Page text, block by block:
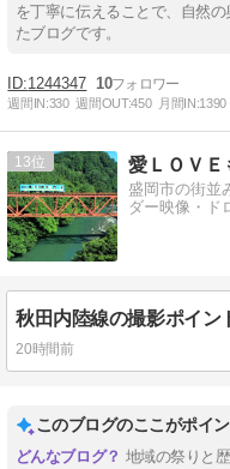
を丁寧に伝えることで、自然
たブログです。
1244347 10
週間IN:330 週間OUT:450 月間IN:1390
13 愛ＬＯＶＥ
盛岡市の街並
ダー映像・
秋田内陸線の撮影ポイン
20時間前
このブログのここがポイ
地域の祭りと